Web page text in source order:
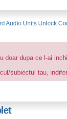
Audio Units Unlock
doar dupa ce l-ai
subiectul tau,